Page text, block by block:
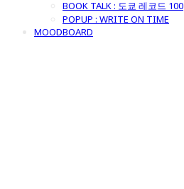
BOOK TALK : 도쿄 레코드 100
POPUP : WRITE ON TIME
MOODBOARD